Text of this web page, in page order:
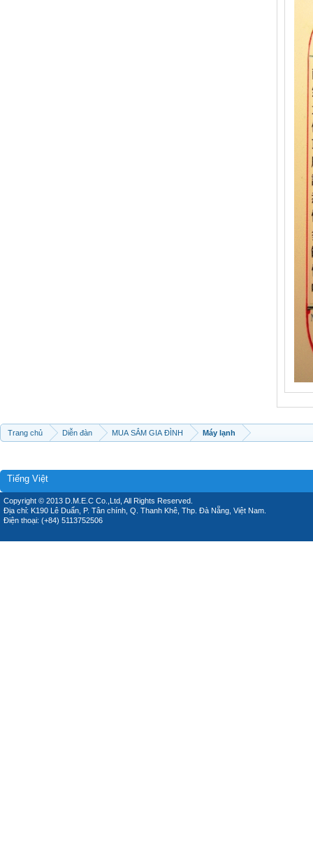
Trang chủ Diễn đàn MUA SẮM GIA ĐÌNH Máy lạnh
Tiếng Việt
Copyright © 2013 D.M.E.C Co.,Ltd, All Rights Reserved.
Địa chỉ: K190 Lê Duẩn, P. Tân chính, Q. Thanh Khê, Thp. Đà Nẵng, Việt Nam.
Điện thoại: (+84) 5113752506